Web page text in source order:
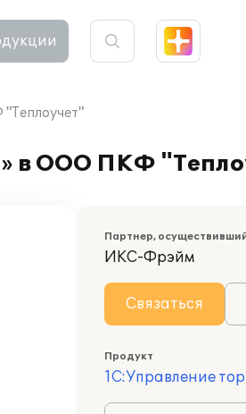
в ООО ПКФ
Партнер,
ИКС-Фрэйм
Связаться
Продукт
1С:Управление